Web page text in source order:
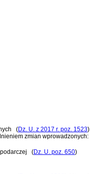
(Dz. U. z 2017 r. poz. 1523)
zmian wprowadzonych:
(Dz. U. poz. 650)